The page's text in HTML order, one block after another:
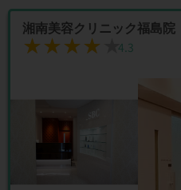
湘南美容クリニック福島院
★★★★★
★★★★★4.3